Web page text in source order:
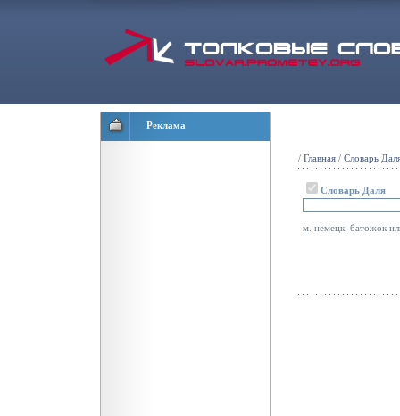
Реклама
/ Главная / Словарь
Словарь Даля
м. немецк. батожок